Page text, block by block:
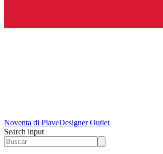
Noventa di PiaveDesigner Outlet
Search input